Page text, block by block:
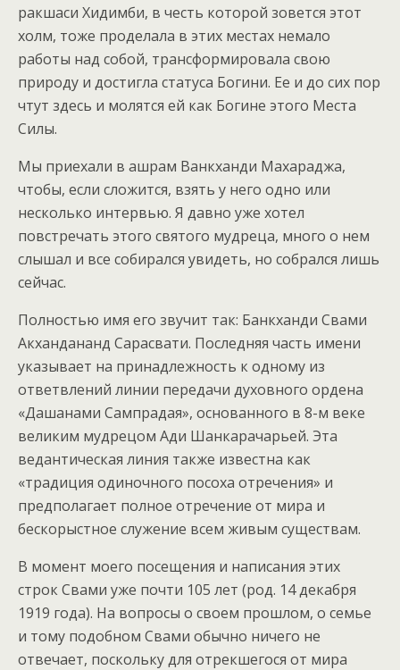
ракшаси Хидимби, в честь которой зовется этот
холм, тоже проделала в этих местах немало
работы над собой, трансформировала свою
природу и достигла статуса Богини. Ее и до сих пор
чтут здесь и молятся ей как Богине этого Места
Силы.
Мы приехали в ашрам Ванкханди Махараджа,
чтобы, если сложится, взять у него одно или
несколько интервью. Я давно уже хотел
повстречать этого святого мудреца, много о нем
слышал и все собирался увидеть, но собрался лишь
сейчас.
Полностью имя его звучит так: Банкханди Свами
Акхандананд Сарасвати. Последняя часть имени
указывает на принадлежность к одному из
ответвлений линии передачи духовного ордена
«Дашанами Сампрадая», основанного в 8-м веке
великим мудрецом Ади Шанкарачарьей. Эта
ведантическая линия также известна как
«традиция одиночного посоха отречения» и
предполагает полное отречение от мира и
бескорыстное служение всем живым существам.
В момент моего посещения и написания этих
строк Свами уже почти 105 лет (род. 14 декабря
1919 года). На вопросы о своем прошлом, о семье
и тому подобном Свами обычно ничего не
отвечает, поскольку для отрекшегося от мира